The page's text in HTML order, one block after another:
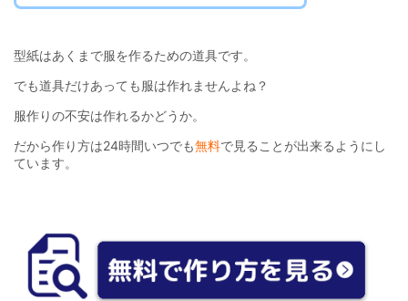
型紙はあくまで服を作るための道具です。
でも道具だけあっても服は作れませんよね？
服作りの不安は作れるかどうか。
だから作り方は24時間いつでも無料で見ることが出来るようにし
ています。